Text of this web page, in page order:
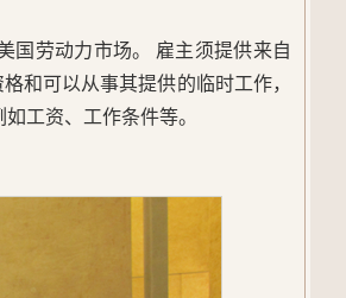
国劳动力市场。 雇主须提供来自
和可以从事其提供的临时工作，
工资、工作条件等。